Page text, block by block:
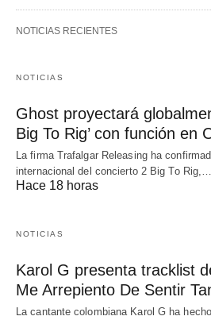
NOTICIAS RECIENTES
NOTICIAS
Ghost proyectará
Big To Rig’ con función en
La firma Trafalgar Releasing ha
internacional del concierto 2 Big To Rig,…
Hace 18 horas
NOTICIAS
Karol G presenta tracklist
Me Arrepiento De Sentir
La cantante colombiana Karol G ha